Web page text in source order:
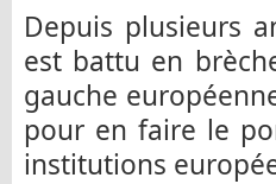
Depuis plusieurs
est battu en
gauche
pour en faire le
institutions